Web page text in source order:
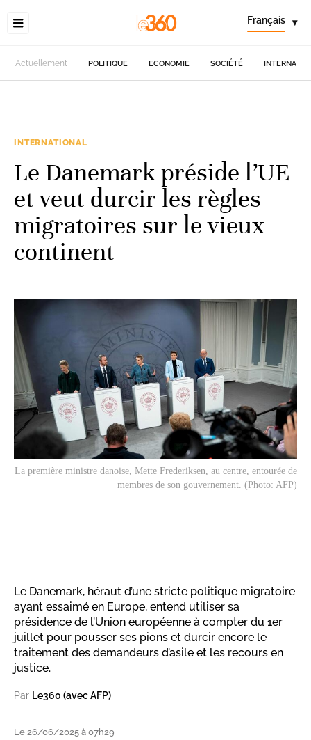
Français ▾
Actuellement POLITIQUE ECONOMIE SOCIÉTÉ
INTERNATIONAL
Le Danemark préside l’UE
et veut durcir les règles
migratoires sur le vieux
continent
La première ministre danoise, Mette Frederiksen, au centre, entourée de
membres de son gouvernement. (Photo: AFP)
Le Danemark, héraut d’une stricte politique migratoire
ayant essaimé en Europe, entend utiliser sa
présidence de l’Union européenne à compter du 1er
juillet pour pousser ses pions et durcir encore le
traitement des demandeurs d’asile et les recours en
justice.
Par Le360 (avec AFP)
Le 26/06/2025 à 07h29